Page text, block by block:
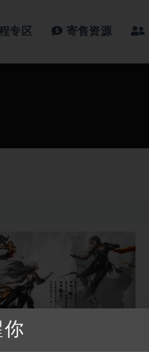
专区 寄售资源